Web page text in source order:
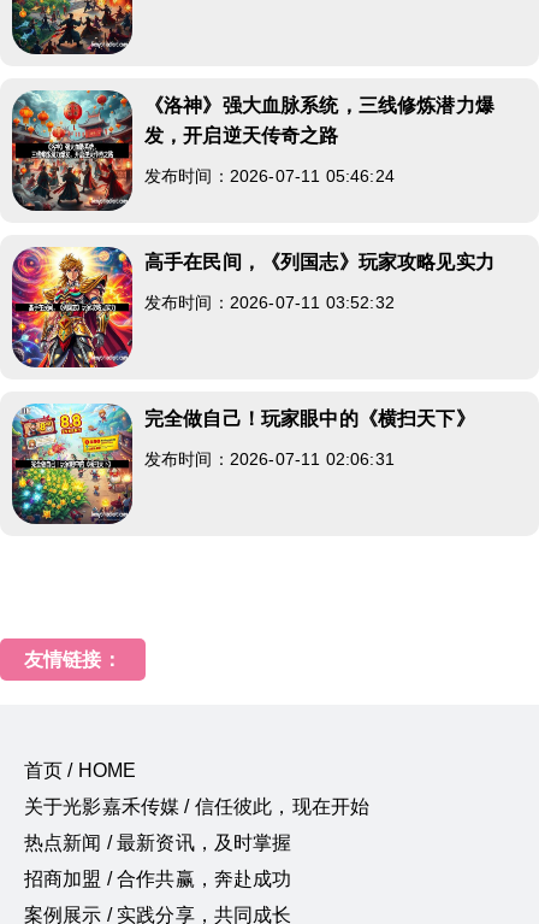
《洛神》强大血脉系统，三线修炼潜力爆
发，开启逆天传奇之路
发布时间：2026-07-11 05:46:24
高手在民间，《列国志》玩家攻略见实力
发布时间：2026-07-11 03:52:32
完全做自己！玩家眼中的《横扫天下》
发布时间：2026-07-11 02:06:31
友情链接：
首页 / HOME
关于光影嘉禾传媒 / 信任彼此，现在开始
热点新闻 / 最新资讯，及时掌握
招商加盟 / 合作共赢，奔赴成功
案例展示 / 实践分享，共同成长